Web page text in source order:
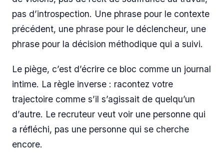
pas d’introspection. Une phrase pour le contexte
précédent, une phrase pour le déclencheur, une
phrase pour la décision méthodique qui a suivi.
Le piège, c’est d’écrire ce bloc comme un journal
intime. La règle inverse : racontez votre
trajectoire comme s’il s’agissait de quelqu’un
d’autre. Le recruteur veut voir une personne qui
a réfléchi, pas une personne qui se cherche
encore.